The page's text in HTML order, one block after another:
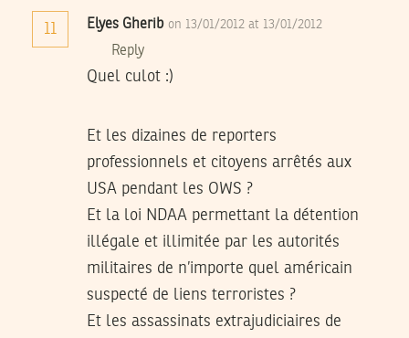
11 Elyes Gherib on 13/01/2012 at 13/01/2012
Reply
Quel culot :)
Et les dizaines de reporters
professionnels et citoyens arrêtés aux
USA pendant les OWS ?
Et la loi NDAA permettant la détention
illégale et illimitée par les autorités
militaires de n’importe quel américain
suspecté de liens terroristes ?
Et les assassinats extrajudiciaires de